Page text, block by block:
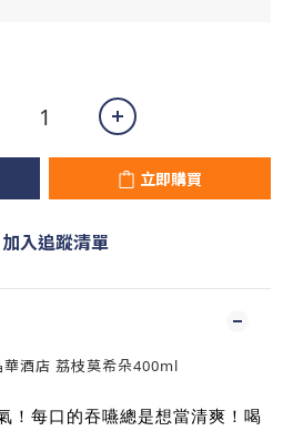
立即購買
加入追蹤清單
酒店 荔枝莫希朵400ml
！每口的吞嚥總是想當清爽！喝